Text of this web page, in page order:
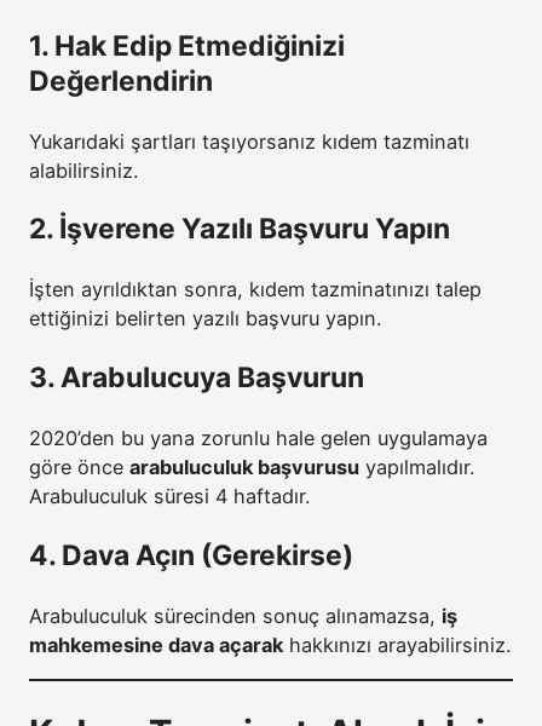
1. Hak Edip Etmediğinizi
Değerlendirin
Yukarıdaki şartları taşıyorsanız kıdem tazminatı
alabilirsiniz.
2. İşverene Yazılı Başvuru Yapın
İşten ayrıldıktan sonra, kıdem tazminatınızı talep
ettiğinizi belirten yazılı başvuru yapın.
3. Arabulucuya Başvurun
2020’den bu yana zorunlu hale gelen uygulamaya
göre önce arabuluculuk başvurusu yapılmalıdır.
Arabuluculuk süresi 4 haftadır.
4. Dava Açın (Gerekirse)
Arabuluculuk sürecinden sonuç alınamazsa, iş
mahkemesine dava açarak hakkınızı arayabilirsiniz.